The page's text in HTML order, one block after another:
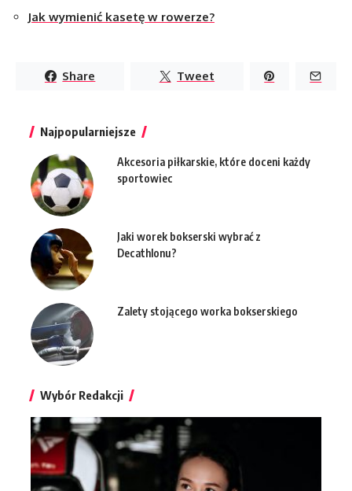
Jak wymienić kasetę w rowerze?
Share Tweet
Najpopularniejsze
Akcesoria piłkarskie, które doceni każdy
sportowiec
Jaki worek bokserski wybrać z
Decathlonu?
Zalety stojącego worka bokserskiego
Wybór Redakcji